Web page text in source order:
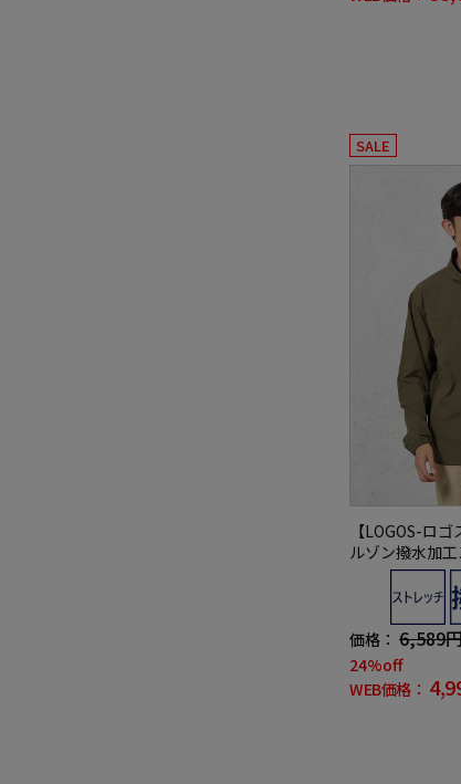
SALE
【LOGOS-ロ
ルゾン撥水加
ュアルアウタ
価格： 6,589
24%off
WEB価格：